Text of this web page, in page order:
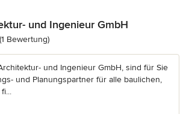
und Ingenieur GmbH
5 von 5 Sternen
(1 Bewertung)
und Ingenieur GmbH, sind für Sie
und Planungspartner für alle baulichen,